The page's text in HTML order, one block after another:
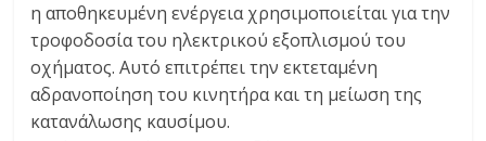
η αποθηκευμένη ενέργεια χρησιμοποιείται για την
τροφοδοσία του ηλεκτρικού εξοπλισμού του
οχήματος. Αυτό επιτρέπει την εκτεταμένη
αδρανοποίηση του κινητήρα και τη μείωση της
κατανάλωσης καυσίμου.